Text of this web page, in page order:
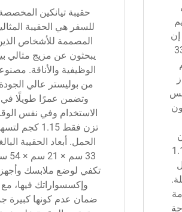
التي تبلغ 33
تزيد عن 1.15
حقيبة تيانكين
للسفر هي الحقيبة
المصممة للأشخاص
يبحثون عن مزيج مثالي
الوظيفية والأناقة.
من بوليستر عالي
وتضمن عمرًا طويلًا في
الاستخدام وفي نفس
تزن فقط 1.15 كجم
الحمل. أبعاد الحقيبة
33 سم ×
تكفي لوضع ملابسك
وإكسسواراتك فيها، مع
ضمان عدم كونها كبيرة